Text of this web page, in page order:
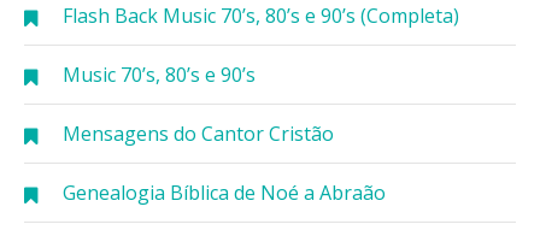
Flash Back Music 70’s, 80’s e 90’s (Completa)
Music 70’s, 80’s e 90’s
Mensagens do Cantor Cristão
Genealogia Bíblica de Noé a Abraão